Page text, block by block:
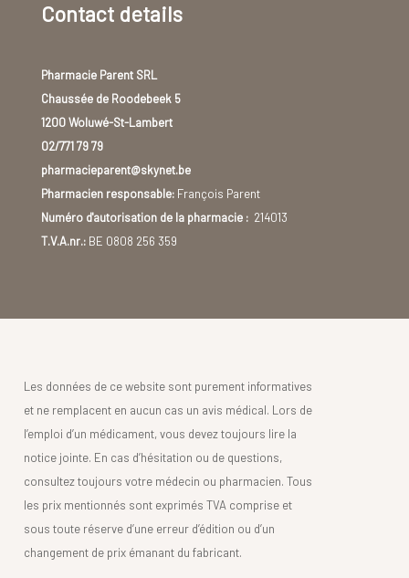
Contact details
Pharmacie Parent SRL
Chaussée de Roodebeek 5
1200 Woluwé-St-Lambert
02/771 79 79
pharmacieparent@skynet.be
Pharmacien responsable:François Parent
Numéro d'autorisation de la pharmacie :214013
T.V.A.nr.:BE 0808 256 359
Les données de ce website sont purement informatives
et ne remplacent en aucun cas un avis médical. Lors de
l’emploi d’un médicament, vous devez toujours lire la
notice jointe. En cas d’hésitation ou de questions,
consultez toujours votre médecin ou pharmacien. Tous
les prix mentionnés sont exprimés TVA comprise et
sous toute réserve d’une erreur d’édition ou d’un
changement de prix émanant du fabricant.